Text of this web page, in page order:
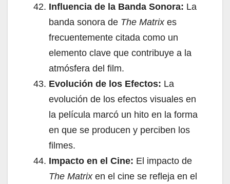
Influencia de la Banda Sonora: La
banda sonora de The Matrixes
frecuentemente citada como un
elemento clave que contribuye a la
atmósfera del film.
Evolución de los Efectos: La
evolución de los efectos visuales en
la película marcó un hito en la forma
en que se producen y perciben los
filmes.
Impacto en el Cine: El impacto de
The Matrixen el cine se refleja en el